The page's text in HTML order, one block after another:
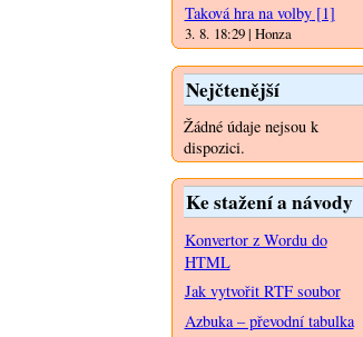
Taková hra na volby[1]
3. 8. 18:29 | Honza
Nejčtenější
Žádné údaje nejsou k
dispozici.
Ke stažení a návody
Konvertor z Wordu do
HTML
Jak vytvořit RTF soubor
Azbuka – převodní tabulka